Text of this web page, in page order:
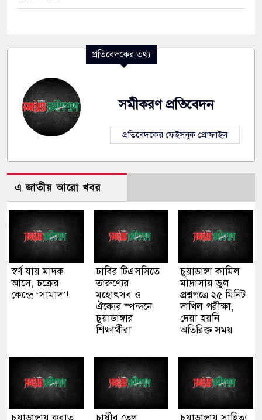
প্রতিবেদকের তথ্য
সমীকরণ প্রতিবেদন
প্রতিবেদকের ফেইসবুক প্রোফাইল
এ জাতীয় আরো খবর
স্বর্ণ যায় মাদক
আসে, চক্রের
কেন্দ্রে ‘সামাদ’!
ঢাবির টিএসসিতে
তারুণ্যের
মহোৎসব ও
ঐক্যের স্পন্দনে
চুয়াডাঙ্গার
শিক্ষার্থীরা
চুয়াডাঙ্গা কামিল
মাদ্রাসায় ভুল
প্রশ্নপত্রে ২৫ মিনিট
দাখিল পরীক্ষা,
দেয়া হয়নি
অতিরিক্ত সময়